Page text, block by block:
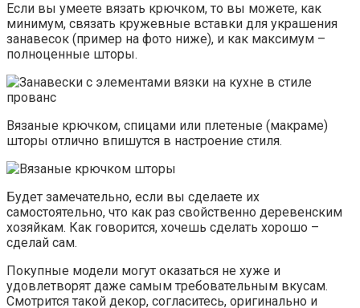
Если вы умеете вязать крючком, то вы можете, как
минимум, связать кружевные вставки для украшения
занавесок (пример на фото ниже), и как максимум –
полноценные шторы.
Вязаные крючком, спицами или плетеные (макраме)
шторы отлично впишутся в настроение стиля.
Будет замечательно, если вы сделаете их
самостоятельно, что как раз свойственно деревенским
хозяйкам. Как говорится, хочешь сделать хорошо –
сделай сам.
Покупные модели могут оказаться не хуже и
удовлетворят даже самым требовательным вкусам.
Смотрится такой декор, согласитесь, оригинально и